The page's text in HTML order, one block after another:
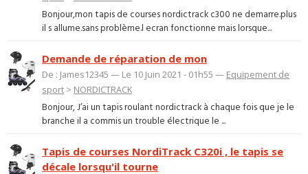
Bonjour,mon tapis de courses nordictrack c300 ne demarre.plus
il s allume.sans problème.l ecran fonctionne mais lorsque...
Demande de réparation de mon
De : James12345 — Le 10 Juin 2021 - 01h55 — Equipement de
sport > NORDICTRACK
Bonjour, J’ai un tapis roulant nordictrack à chaque fois que je le
branche il a commis un trouble électrique le ...
Tapis de courses NordiTrack C320i , le tapis se
décale lorsqu'il tourne